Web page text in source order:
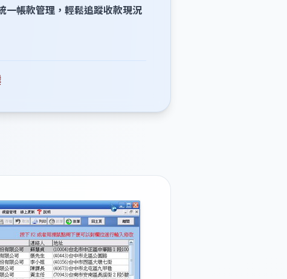
一帳款管理，輕鬆追蹤收款現況